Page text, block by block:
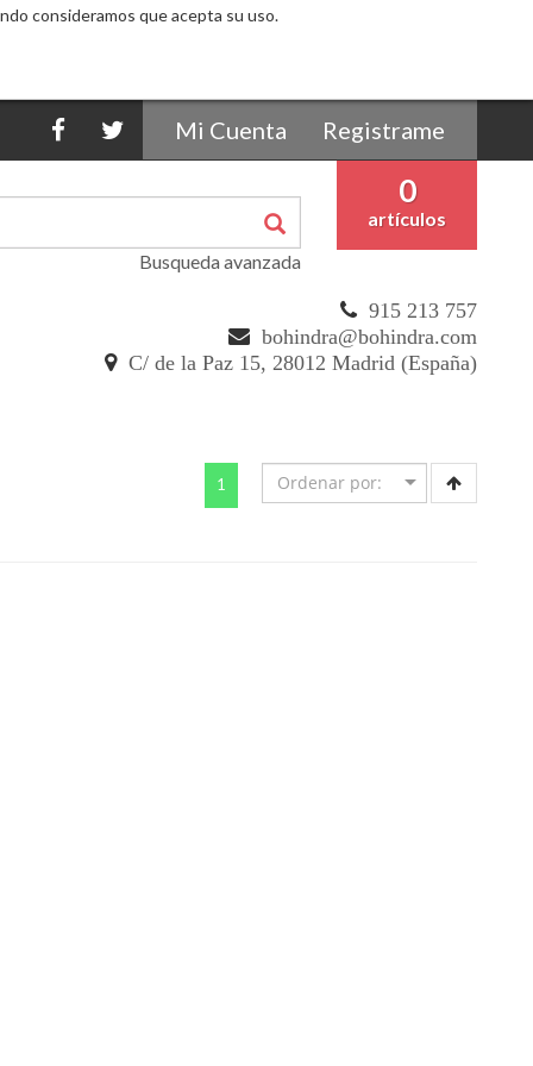
consideramos que acepta su uso.
Mi Cuenta Registrame
0
artículos
Busqueda avanzada
915 213 757
bohindra@bohindra.com
C/ de la Paz 15, 28012 Madrid (España)
1 (current)